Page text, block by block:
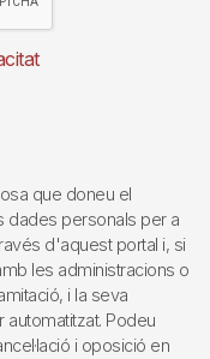
que doneu el
dades personals per a
d'aquest portal i, si
les administracions o
i la seva
Podeu
i oposició en